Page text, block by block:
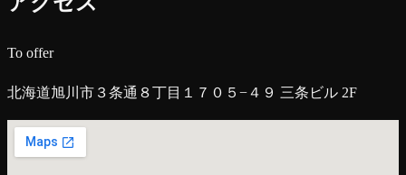
To offer
北海道旭川市３条通８丁目１７０５−４９ 三条ビル 2F